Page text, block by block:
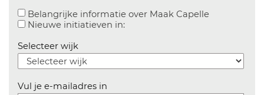
Belangrijke informatie over Maak CapelleAanvinken
Nieuwe initiatieven in:Aanvinken om informatie over
Selecteer wijk
Vul je e-mailadres in